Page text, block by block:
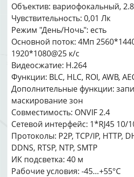
Объектив: вариофокальный,
Чувствительность: 0,01 Лк
Режим "День/Ночь": есть
Основной поток: 4Мп
1920*1080@25 к/с
Видеосжатие: H.264
Функции: BLC, HLC, ROI, AWB,
Дополнительные функции:
маскирование зон
Совместимость: ONVIF 2.4
Сетевой интерфейс: 1*RJ45 10/
Протоколы: P2P, TCP/IP, HTTP,
DDNS, RTSP, NTP, SMTP
ИК подсветка: 40 м
Рабочие условия: -45…+55°С